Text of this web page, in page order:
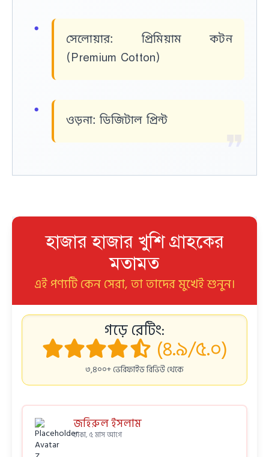
সেলোয়ার: প্রিমিয়াম কটন
(Premium Cotton)
ওড়না: ডিজিটাল প্রিন্ট
হাজার হাজার খুশি গ্রাহকের
মতামত
এই পণ্যটি কেন সেরা, তা তাদের মুখেই শুনুন।
গড়ে রেটিং:
(৪.৯/৫.০)
৩,৪০০+ ভেরিফাইড রিভিউ থেকে
জহিরুল ইসলাম
ঢাকা, ৫ মাস আগে